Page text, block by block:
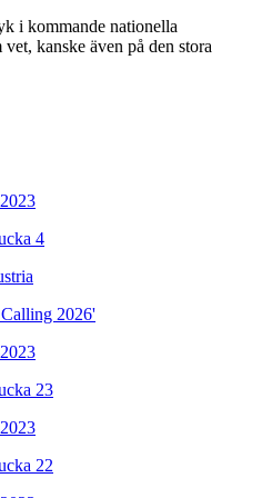
i kommande nationella
kanske även på den stora
4
2026'
23
22